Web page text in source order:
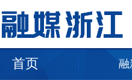
首页 融